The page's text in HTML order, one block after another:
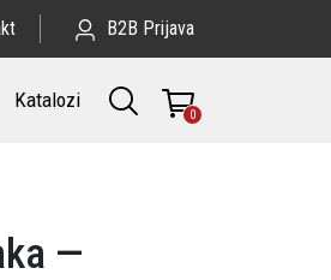
B2B Prijava
Katalozi
0
—